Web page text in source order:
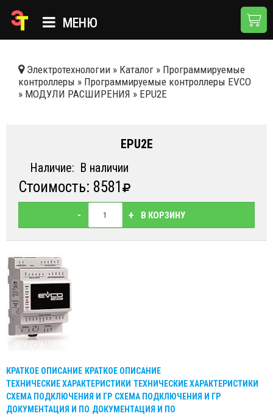
МЕНЮ
КАТАЛОГ
НОВОСТИ
ДОСТАВКА И ОПЛАТА
КОНТАКТЫ
Электротехнологии » Каталог » Программируемые
контроллеры » Программируемые контроллеры EVCO
» МОДУЛИ РАСШИРЕНИЯ » EPU2E
EPU2E
Наличие: В наличии
Стоимость: 8581
- + В КОРЗИНУ
КРАТКОЕ ОПИСАНИЕ КРАТКОЕ ОПИСАНИЕ
ТЕХНИЧЕСКИЕ ХАРАКТЕРИСТИКИ ТЕХНИЧЕСКИЕ ХАРАКТЕРИСТИКИ
СХЕМА ПОДКЛЮЧЕНИЯ И ГР СХЕМА ПОДКЛЮЧЕНИЯ И ГР
ДОКУМЕНТАЦИЯ И ПО ДОКУМЕНТАЦИЯ И ПО